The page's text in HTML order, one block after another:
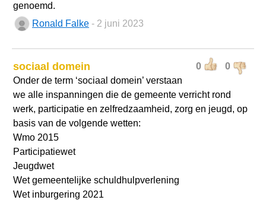
genoemd.
Ronald Falke - 2 juni 2023
0 0
sociaal domein
Onder de term ‘sociaal domein’ verstaan
we alle inspanningen die de gemeente verricht rond
werk, participatie en zelfredzaamheid, zorg en jeugd, op
basis van de volgende wetten:
Wmo 2015
Participatiewet
Jeugdwet
Wet gemeentelijke schuldhulpverlening
Wet inburgering 2021